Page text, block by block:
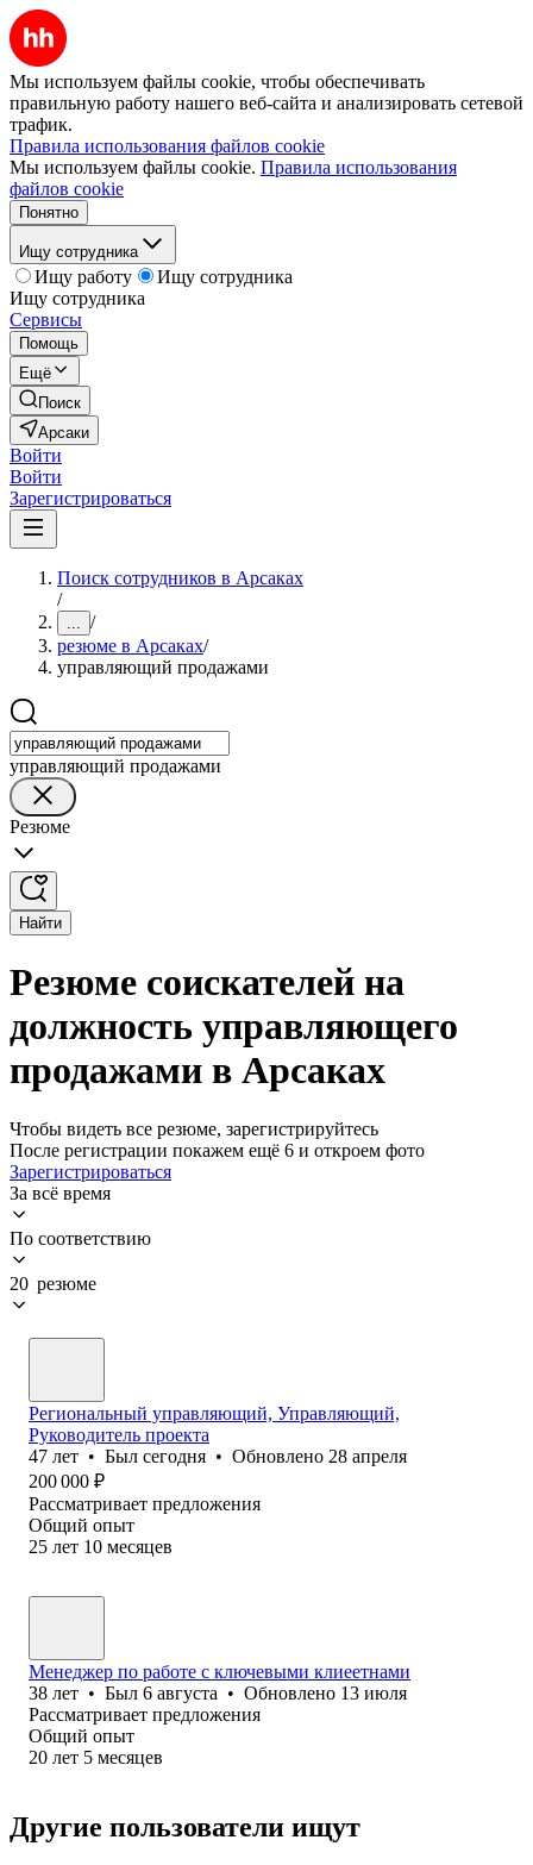
Мы используем файлы cookie, чтобы обеспечивать
правильную работу нашего веб-сайта и анализировать сетевой
трафик.
Правила использования файлов cookie
Мы используем файлы cookie. Правила использования
файлов cookie
Понятно
Ищу сотрудника
Ищу работу
Ищу сотрудника
Ищу сотрудника
Сервисы
Помощь
Ещё
Поиск
Арсаки
Войти
Войти
Зарегистрироваться
Поиск сотрудников в Арсаках
/
... /
резюме в Арсаках/
управляющий продажами
управляющий продажами
Резюме
Найти
Резюме соискателей на
должность управляющего
продажами в Арсаках
Чтобы видеть все резюме, зарегистрируйтесь
После регистрации покажем ещё 6 и откроем фото
Зарегистрироваться
За всё время
По соответствию
20 резюме
Региональный управляющий, Управляющий,
Руководитель проекта
47 лет • Был сегодня • Обновлено 28 апреля
200 000 ₽
Рассматривает предложения
Общий опыт
25 лет 10 месяцев
Менеджер по работе с ключевыми клиеетнами
38 лет • Был 6 августа • Обновлено 13 июля
Рассматривает предложения
Общий опыт
20 лет 5 месяцев
Другие пользователи ищут